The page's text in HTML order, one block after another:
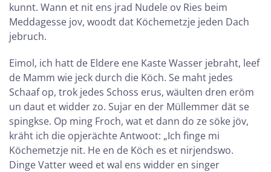
kunnt. Wann et nit ens jrad Nudele ov Ries beim
Meddagesse jov, woodt dat Köchemetzje jeden Dach
jebruch.
Eimol, ich hatt de Eldere ene Kaste Wasser jebraht, leef
de Mamm wie jeck durch die Köch. Se maht jedes
Schaaf op, trok jedes Schoss erus, wäulten dren eröm
un daut et widder zo. Sujar en der Müllemmer dät se
spingkse. Op ming Froch, wat et dann do ze söke jöv,
kräht ich die opjerächte Antwoot: „Ich finge mi
Köchemetzje nit. He en de Köch es et nirjendswo.
Dinge Vatter weed et wal ens widder en singer